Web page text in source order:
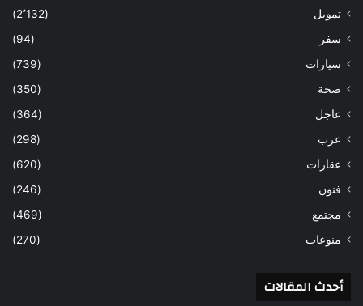
تمويل
(2٬132)
سفر
(94)
سيارات
(739)
صحة
(350)
عاجل
(364)
عرب
(298)
عقارات
(620)
فنون
(246)
مجتمع
(469)
منوعات
(270)
أحدث المقالات